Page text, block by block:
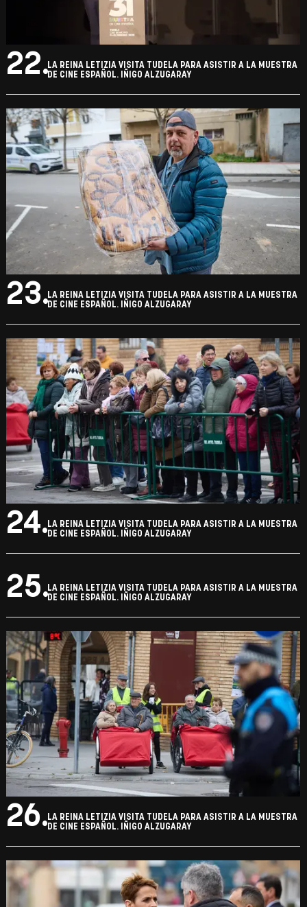
21.
LA REINA LETIZIA VISITA TUDELA PARA ASISTIR A LA MUESTRA
DE CINE ESPAÑOL. IÑIGO ALZUGARAY
22.LA REINA LETIZIA VISITA TUDELA PARA ASISTIR A LA MUESTRA
DE CINE ESPAÑOL. IÑIGO ALZUGARAY
23.DE CINE ESPAÑOL. IÑIGO ALZUGARAY
24.DE CINE ESPAÑOL. IÑIGO ALZUGARAY